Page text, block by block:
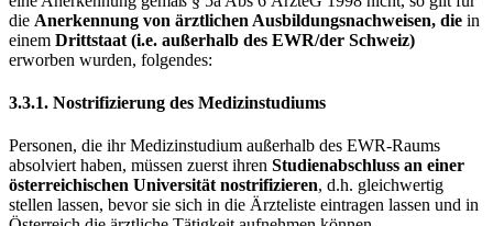
die Anerkennung von ärztlichen Ausbildungsnachweisen, die in
einem Drittstaat (i.e. außerhalb des EWR/der Schweiz)
erworben wurden, folgendes:
3.3.1. Nostrifizierung des Medizinstudiums
Personen, die ihr Medizinstudium außerhalb des EWR-Raums
absolviert haben, müssen zuerst ihren Studienabschluss an einer
österreichischen Universität nostrifizieren, d.h. gleichwertig
stellen lassen, bevor sie sich in die Ärzteliste eintragen lassen und in